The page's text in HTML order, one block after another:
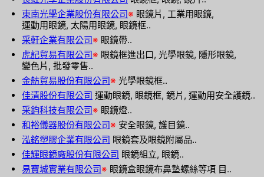
東南光學企業股份有限公司※ 眼鏡片, 工業用眼鏡,
運動用眼鏡, 太陽用眼鏡, 眼鏡框..
采軒企業有限公司※ 眼鏡帶..
虎記貿易有限公司※ 眼鏡框進出口, 光學眼鏡, 隱形眼鏡,
變色片, 批發零售..
金舫貿易股份有限公司※ 光學眼鏡框..
佳清股份有限公司 運動眼鏡, 眼鏡框, 鏡片, 運動用安全護鏡..
采鈞科技有限公司※ 眼鏡燈..
和裕儀器股份有限公司※ 安全眼鏡, 護目鏡..
泓銘塑膠企業有限公司 眼鏡套及眼鏡附屬品..
佳輝眼鏡廠股份有限公司 眼鏡組立, 眼鏡..
易寶城實業有限公司※ 眼鏡盒眼鏡布鼻墊螺絲等項 目..